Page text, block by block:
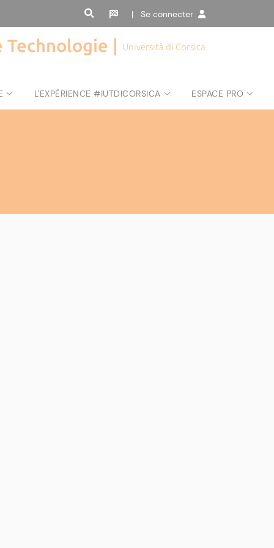
| Se connecter
| Università di Corsica
L'EXPÉRIENCE #IUTDICORSICA ESPACE PRO